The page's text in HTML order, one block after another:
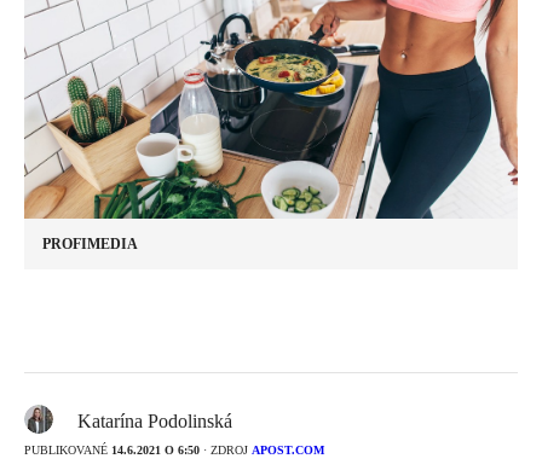
PROFIMEDIA
Katarína Podolinská
PUBLIKOVANÉ 14.6.2021 O 6:50 · ZDROJ APOST.COM